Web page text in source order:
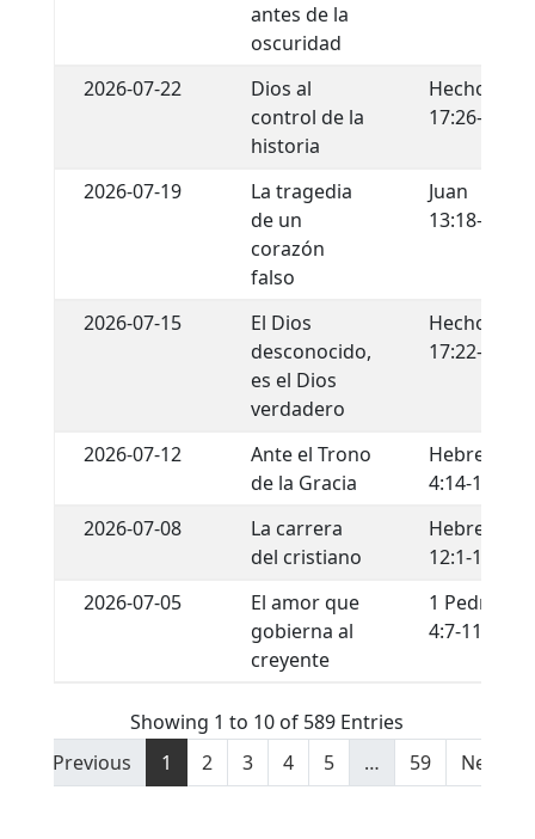
antes de la
oscuridad
2026-07-22
Dios al
control de la
historia
Hechos
17:26-29
2026-07-19
La tragedia
de un
corazón
falso
Juan
13:18-22
2026-07-15
El Dios
desconocido,
es el Dios
verdadero
Hechos
17:22-34
2026-07-12
Ante el Trono
de la Gracia
Hebreos
4:14-16
2026-07-08
La carrera
del cristiano
Hebreos
12:1-13
2026-07-05
El amor que
gobierna al
creyente
1 Pedro
4:7-11
Showing 1 to 10 of 589 Entries
Previous
1 2 3 4 5 … 59 Next